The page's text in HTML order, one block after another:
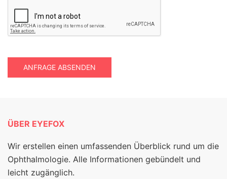
ANFRAGE ABSENDEN
ÜBER EYEFOX
Wir erstellen einen umfassenden Überblick rund um die
Ophthalmologie. Alle Informationen gebündelt und
leicht zugänglich.